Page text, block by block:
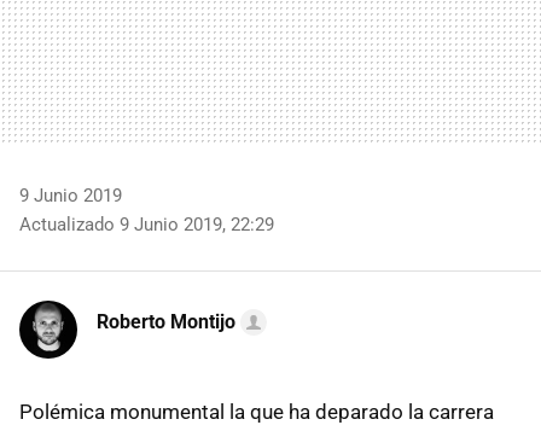
9 Junio 2019
Actualizado 9 Junio 2019, 22:29
Roberto Montijo
Polémica monumental la que ha deparado la carrera